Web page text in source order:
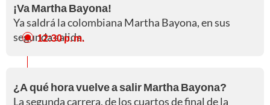
¡Va Martha Bayona!
Ya saldrá la colombiana Martha Bayona, en sus
segunda salida.
12:30 p. m.
¿A qué hora vuelve a salir Martha Bayona?
La segunda carrera, de los cuartos de final de la